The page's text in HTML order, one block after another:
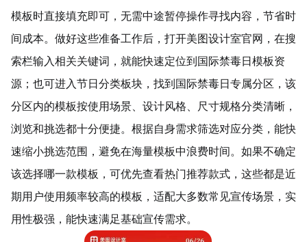
模板时直接填充即可，无需中途暂停操作寻找内容，节省时
间成本。做好这些准备工作后，打开美图设计室官网，在搜
索栏输入相关关键词，就能快速定位到国际禁毒日模板资
源；也可进入节日分类板块，找到国际禁毒日专属分区，该
分区内的模板按使用场景、设计风格、尺寸规格分类清晰，
浏览和挑选都十分便捷。根据自身需求筛选对应分类，能快
速缩小挑选范围，避免在海量模板中浪费时间。如果不确定
该选择哪一款模板，可优先查看热门推荐款式，这些都是近
期用户使用频率较高的模板，适配大多数常见宣传场景，实
用性极强，能快速满足基础宣传需求。